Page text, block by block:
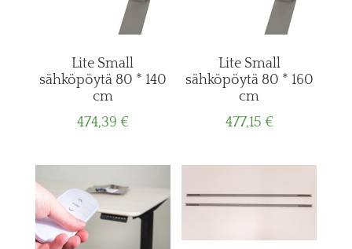
Lite Small
sähköpöytä 80 * 140
cm
474,39 €
Lite Small
sähköpöytä 80 * 160
cm
477,15 €